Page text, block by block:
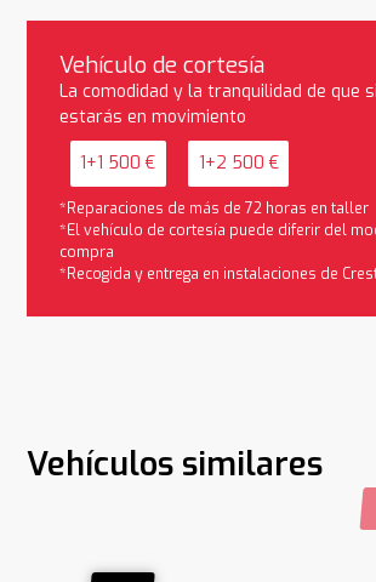
Vehículo de cortesía
La comodidad y la tranquilidad de que
estarás en movimiento
1+1 500 € 1+2 500 €
*Reparaciones de más de 72 horas en taller
*El vehículo de cortesía puede diferir del
compra
*Recogida y entrega en instalaciones de
Vehículos similares